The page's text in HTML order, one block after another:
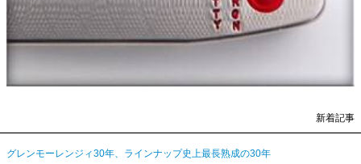
新着記事
グレンモーレンジィ30年、ラインナップ史上最長熟成の30年